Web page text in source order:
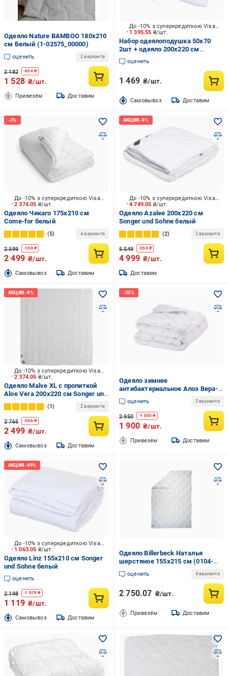
Одеяло Nature BAMBOO 180x210
см Белый (1-02575_00000)
оценить 2 варианта
2 182 -654₴
1 528 ₴/шт.
Привезём Доставим
1 395.55 ₴/шт.
До -10% з суперкредиткою Visa Вигода
Набор одеялоподушка 50х70
2шт + одеяло 200x220 см
ORIGAMI белый
оценить
1 469 ₴/шт.
Cамовывоз Доставим
2 374.05 ₴/шт.
До -10% з суперкредиткою Visa Вигода
Одеяло Чикаго 175x210 см
Come-for белый
5 4 варианта
2 599 -100₴
2 499 ₴/шт.
Cамовывоз Доставим
4 749.05 ₴/шт.
До -10% з суперкредиткою Visa Вигода
Одеяло Azalee 200x220 см
Songer und Sohne белый
2 2 варианта
5 549 -550₴
4 999 ₴/шт.
Доставим
2 374.05 ₴/шт.
До -10% з суперкредиткою Visa Вигода
Одеяло Malve XL с пропиткой
Aloe Vera 200x220 см Songer und
Sohne
1 2 варианта
2 765 -266₴
2 499 ₴/шт.
Cамовывоз Доставим
Одеяло зимнее
антибактериальное Алоэ Вера-
пропитанное двухспальное
180х210 см
оценить 3 варианта
2 950 -1 050 ₴
1 900 ₴/шт.
Привезём Доставим
1 063.05 ₴/шт.
До -10% з суперкредиткою Visa Вигода
Одеяло Linz 155x210 см Songer
und Sohne белый
оценить
2 198 -1 079 ₴
1 119 ₴/шт.
Cамовывоз Доставим
Одеяло Billerbeck Наталья
шерстяное 155х215 см (0104-
20/05)
оценить 4 варианта
2 750.07 ₴/шт.
Привезём Доставим